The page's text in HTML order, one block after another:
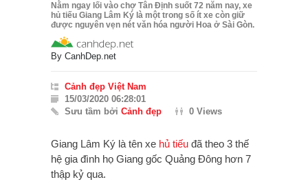
Nằm ngay lối vào chợ Tân Định suốt 72 năm nay, xe
hủ tiếu Giang Lâm Ký là một trong số ít xe còn giữ
được nguyên vẹn nét văn hóa người Hoa ở Sài Gòn.
By CanhDep.net
Cảnh đẹp Việt Nam
15/03/2020 06:28:01
Sưu tầm bởi Cảnh đẹp 0 Views
Giang Lâm Ký là tên xe hủ tiếu đã theo 3 thế
hệ gia đình họ Giang gốc Quảng Đông hơn 7
thập kỷ qua.